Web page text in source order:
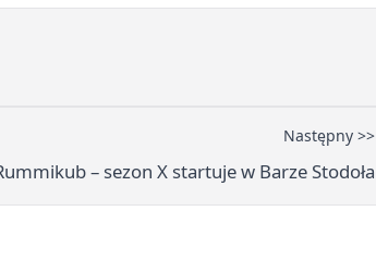
Następny >>
– sezon X startuje w Barze Stodoła